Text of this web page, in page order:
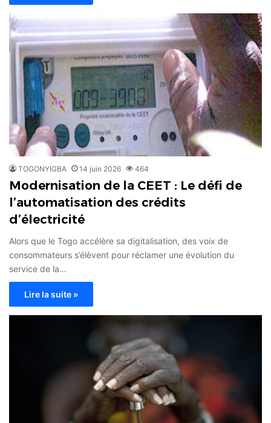
TOGONYIGBA 14 juin 2026 464
Modernisation de la CEET : Le défi de
l’automatisation des crédits
d’électricité
Alors que le Togo accélère sa digitalisation, des voix de
consommateurs s’élèvent pour réclamer une évolution du
service de la…
Lire la suite »